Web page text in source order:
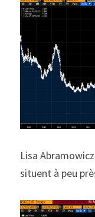
Lisa
situent à peu